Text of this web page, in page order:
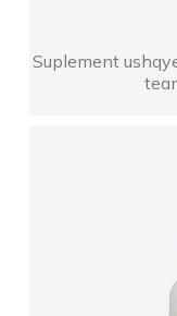
Suplement